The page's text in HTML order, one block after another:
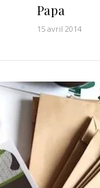
Papa
15 avril 2014